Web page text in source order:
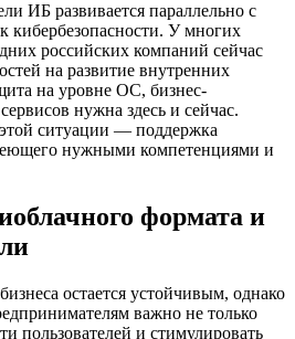
ИБ развивается параллельно с
кибербезопасности. У многих
российских компаний сейчас
на развитие внутренних
на уровне ОС, бизнес-
нужна здесь и сейчас.
ситуации — поддержка
нужными компетенциями и
формата и
остается устойчивым, однако
важно не только
пользователей и стимулировать